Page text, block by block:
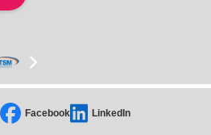
Facebook LinkedIn